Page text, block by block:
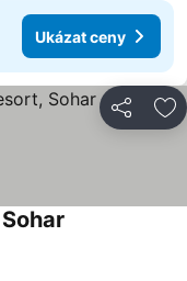
Ukázat ceny
Sdílet